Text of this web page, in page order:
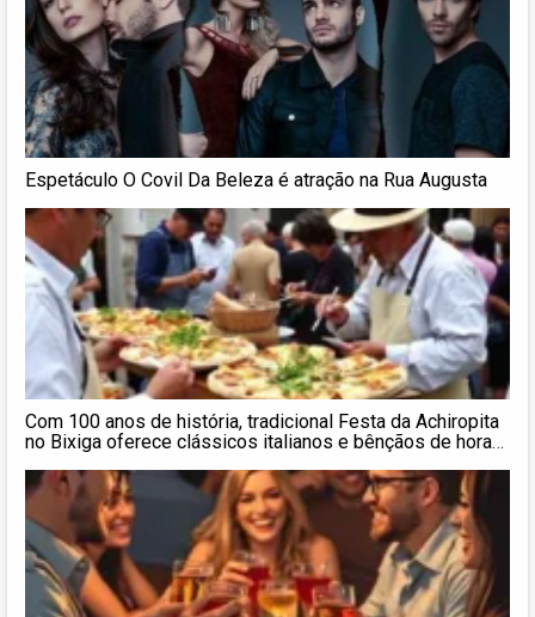
Espetáculo O Covil Da Beleza é atração na Rua Augusta
Com 100 anos de história, tradicional Festa da Achiropita
no Bixiga oferece clássicos italianos e bênçãos de hora